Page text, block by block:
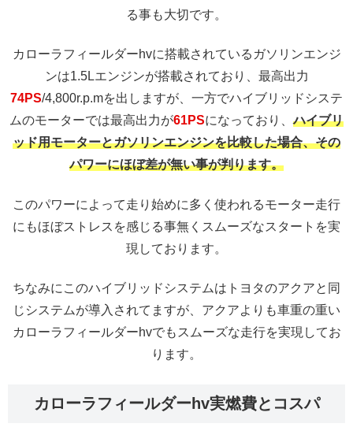
る事も大切です。
カローラフィールダーhvに搭載されているガソリンエンジ
ンは1.5Lエンジンが搭載されており、最高出力
74PS/4,800r.p.mを出しますが、一方でハイブリッドシステ
ムのモーターでは最高出力が61PSになっており、ハイブリ
ッド用モーターとガソリンエンジンを比較した場合、その
パワーにほぼ差が無い事が判ります。
このパワーによって走り始めに多く使われるモーター走行
にもほぼストレスを感じる事無くスムーズなスタートを実
現しております。
ちなみにこのハイブリッドシステムはトヨタのアクアと同
じシステムが導入されてますが、アクアよりも車重の重い
カローラフィールダーhvでもスムーズな走行を実現してお
ります。
カローラフィールダーhv実燃費とコスパ